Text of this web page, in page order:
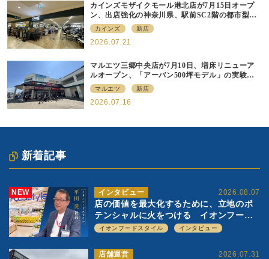
新着記事
NEW 2026.08.07
インタビュー
店の価値を最大化するために、立地のポ
テンシャルに火をつける イオンフード
スタイル 平田 炎社長
イオンフードスタイル インタビュー
2026.07.31
店舗運営
カインズモザイクモール港北店が7月15日オープ
ン、出店強化の神奈川県、駅前SC2階の都市型小
型店
カインズ 新店
2026.07.21
マルエツ三郷中央店が7月10日、増床リニューア
ルオープン、「アーバン500坪モデル」の実験を
集大成、駅前立地受け、寿司を象徴に
マルエツ 新店
2026.07.16